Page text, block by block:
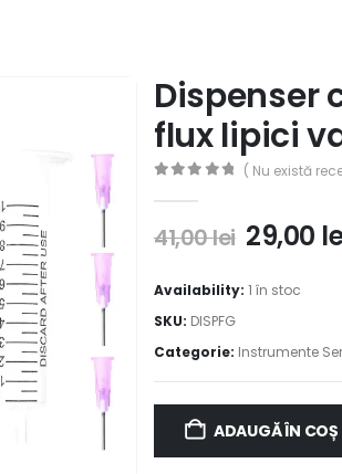
Dispenser
flux lipici
( Nu există
41,00lei 29,00
Availability: 1 în stoc
SKU: DISPFG
Categorie: Instrumente
ADAUGĂ ÎN COȘ